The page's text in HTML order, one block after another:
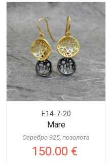
E14-7-20
Mare
Серебро 925, позолота
150.00 €